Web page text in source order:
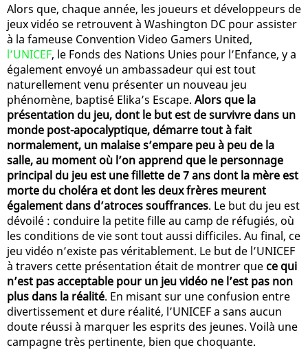
Alors que, chaque année, les joueurs et développeurs de
jeux vidéo se retrouvent à Washington DC pour assister
à la fameuse Convention Video Gamers United,
l’UNICEF, le Fonds des Nations Unies pour l’Enfance, y a
également envoyé un ambassadeur qui est tout
naturellement venu présenter un nouveau jeu
phénomène, baptisé Elika’s Escape. Alors que la
présentation du jeu, dont le but est de survivre dans un
monde post-apocalyptique, démarre tout à fait
normalement, un malaise s’empare peu à peu de la
salle, au moment où l’on apprend que le personnage
principal du jeu est une fillette de 7 ans dont la mère est
morte du choléra et dont les deux frères meurent
également dans d’atroces souffrances. Le but du jeu est
dévoilé : conduire la petite fille au camp de réfugiés, où
les conditions de vie sont tout aussi difficiles. Au final, ce
jeu vidéo n’existe pas véritablement. Le but de l’UNICEF
à travers cette présentation était de montrer que ce qui
n’est pas acceptable pour un jeu vidéo ne l’est pas non
plus dans la réalité. En misant sur une confusion entre
divertissement et dure réalité, l’UNICEF a sans aucun
doute réussi à marquer les esprits des jeunes. Voilà une
campagne très pertinente, bien que choquante.